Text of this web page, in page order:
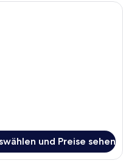
modernes Schlafzimmer mit
und Preise sehen